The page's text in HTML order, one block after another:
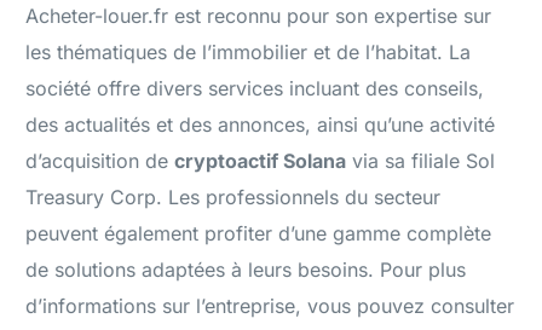
Acheter-louer.fr est reconnu pour son expertise sur
les thématiques de l’immobilier et de l’habitat. La
société offre divers services incluant des conseils,
des actualités et des annonces, ainsi qu’une activité
d’acquisition decryptoactif Solana via sa filiale Sol
Treasury Corp. Les professionnels du secteur
peuvent également profiter d’une gamme complète
de solutions adaptées à leurs besoins. Pour plus
d’informations sur l’entreprise, vous pouvez consulter